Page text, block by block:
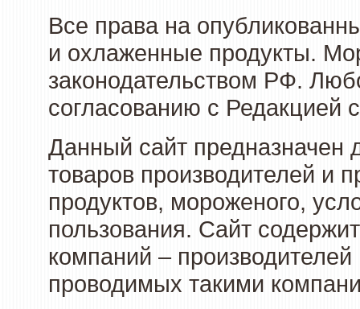
Все права на
и охлаженные продукты.
законодательством РФ.
согласованию с Редакцией
Данный сайт предназначен
товаров производителей и
продуктов, мороженого,
пользования. Сайт
компаний –
проводимых такими